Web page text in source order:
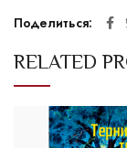
Поделиться
RELATED